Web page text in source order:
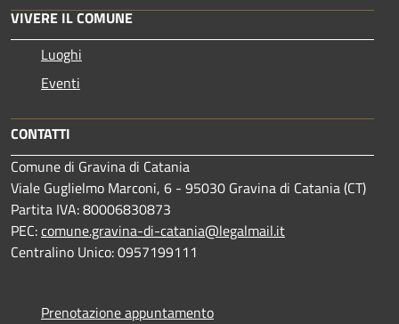
VIVERE IL COMUNE
Luoghi
Eventi
CONTATTI
Comune di Gravina di Catania
Viale Guglielmo Marconi, 6 - 95030 Gravina di Catania (CT)
Partita IVA: 80006830873
PEC:comune.gravina-di-catania@legalmail.it
Centralino Unico: 0957199111
Prenotazione appuntamento